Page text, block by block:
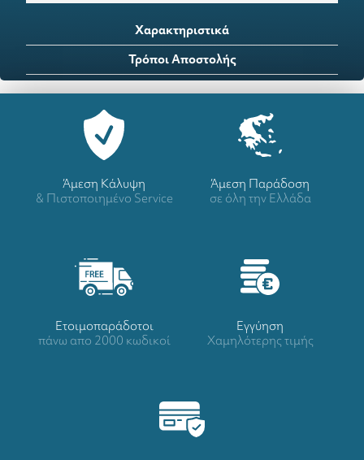
Χαρακτηριστικά
Τρόποι Αποστολής
Άμεση Κάλυψη
& Πιστοποιημένο Service
Άμεση Παράδοση
σε όλη την Ελλάδα
Ετοιμοπαράδοτοι
πάνω απο 2000 κωδικοί
Eγγύηση
Χαμηλότερης τιμής